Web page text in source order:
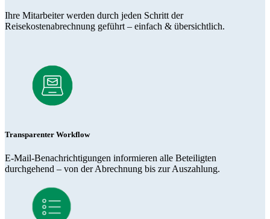
Ihre Mitarbeiter werden durch jeden Schritt der
Reisekostenabrechnung geführt – einfach & übersichtlich.
Transparenter Workflow
E-Mail-Benachrichtigungen informieren alle Beteiligten
durchgehend – von der Abrechnung bis zur Auszahlung.